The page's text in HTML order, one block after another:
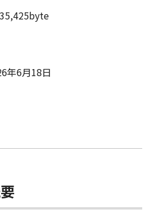
付随的な損害を含むがこ
全ての損害を言います。）
、キヤノンの関連会社、
たは販売店がかかる損害
ウェア」、または「本ソフ
いものとします。
年6月18日